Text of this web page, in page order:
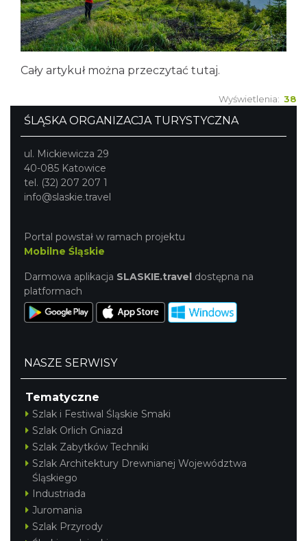
Cały artykuł można przeczytać tutaj.
Wyświetlenia: 38
ŚLĄSKA ORGANIZACJA TURYSTYCZNA
ul. Mickiewicza 29
40-085 Katowice
tel. (32) 207 207 1
info@slaskie.travel
Portal powstał w ramach projektu
Mobilne Śląskie
Darmowa aplikacja SLASKIE.travel dostępna na
platformach
NASZE SERWISY
Tematyczne
Szlak i Festiwal Śląskie Smaki
Szlak Orlich Gniazd
Szlak Zabytków Techniki
Szlak Architektury Drewnianej Województwa
Śląskiego
Industriada
Juromania
Szlak Przyrody